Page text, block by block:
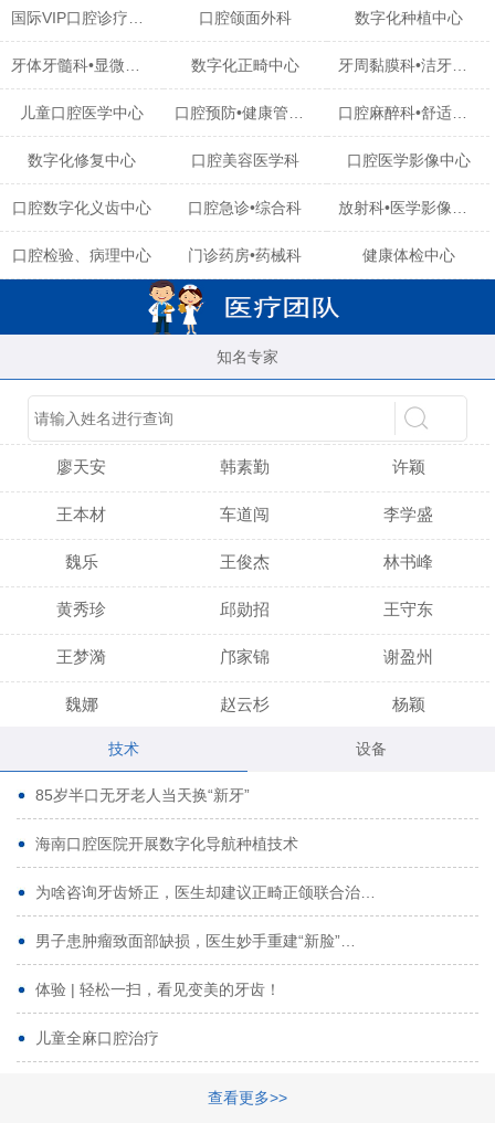
口腔颌面外科 数字化种植中心
数字化正畸中心 牙周黏膜科•洁牙中心
儿童口腔医学中心 口腔麻醉科•舒适化诊疗中心
数字化修复中心 口腔美容医学科 口腔医学影像中心
口腔数字化义齿中心 口腔急诊•综合科
口腔检验、病理中心 门诊药房•药械科 健康体检中心
知名专家
陈育玲 吴晓桃
廖天安 韩素勤 许颖
王本材 车道闯 李学盛
魏乐 王俊杰 林书峰
黄秀珍 邱勋招 王守东
王梦漪 邝家锦 谢盈州
魏娜 赵云杉 杨颖
黄启龙
代艳虹 林芳诚
曹香林 姜炳华
姚宗将 梁春晓
林夏羽 颜晶
路娜 商晔
周碧玲
技术 设备
85岁半口无牙老人当天换“新牙”
海南口腔医院开展数字化导航种植技术
为啥咨询牙齿矫正，医生却建议正畸正颌联合治…
男子患肿瘤致面部缺损，医生妙手重建“新脸”…
体验 | 轻松一扫，看见变美的牙齿！
儿童全麻口腔治疗
查看更多>>